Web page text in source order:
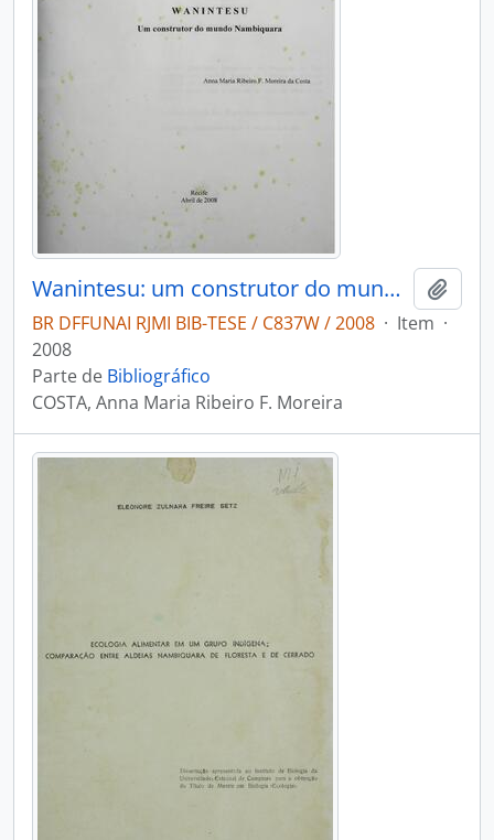
Wanintesu: um construtor do mundo Nambiquara
BR DFFUNAI RJMI BIB-TESE / C837W / 2008 · Item ·
2008
Parte de Bibliográfico
COSTA, Anna Maria Ribeiro F. Moreira